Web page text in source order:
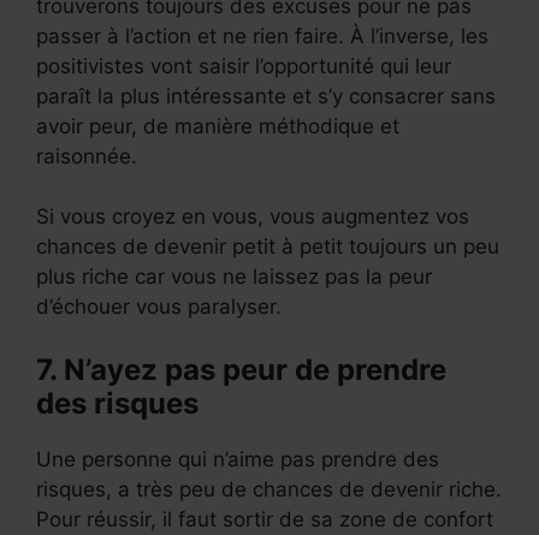
trouverons toujours des excuses pour ne pas
passer à l’action et ne rien faire. À l’inverse, les
positivistes vont saisir l’opportunité qui leur
paraît la plus intéressante et s’y consacrer sans
avoir peur, de manière méthodique et
raisonnée.
Si vous croyez en vous, vous augmentez vos
chances de devenir petit à petit toujours un peu
plus riche car vous ne laissez pas la peur
d’échouer vous paralyser.
7. N’ayez pas peur de prendre
des risques
Une personne qui n’aime pas prendre des
risques, a très peu de chances de devenir riche.
Pour réussir, il faut sortir de sa zone de confort